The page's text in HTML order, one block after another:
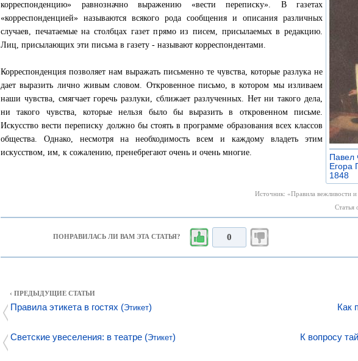
Павел
Егора
1848
корреспонденцию» равнозначно выражению «вести переписку». В газетах
«корреспонденцией» называются всякого рода сообщения и описания различных
случаев, печатаемые на столбцах газет прямо из писем, присылаемых в редакцию.
Лиц, присылающих эти письма в газету - называют корреспондентами.
Корреспонденция позволяет нам выражать письменно те чувства, которые разлука не
дает выразить лично живым словом. Откровенное письмо, в котором мы изливаем
наши чувства, смягчает горечь разлуки, сближает разлученных. Нет ни такого дела,
ни такого чувства, которые нельзя было бы выразить в откровенном письме.
Искусство вести переписку должно бы стоять в программе образования всех классов
общества. Однако, несмотря на необходимость всем и каждому владеть этим
искусством, им, к сожалению, пренебрегают очень и очень многие.
Источник: «Правила вежливости и
Статья
ПОНРАВИЛАСЬ ЛИ ВАМ ЭТА СТАТЬЯ? 0
‹ ПРЕДЫДУЩИЕ СТАТЬИ
Правила этикета в гостях (Этикет)
Светские увеселения: в театре (Этикет)
Как
К вопросу